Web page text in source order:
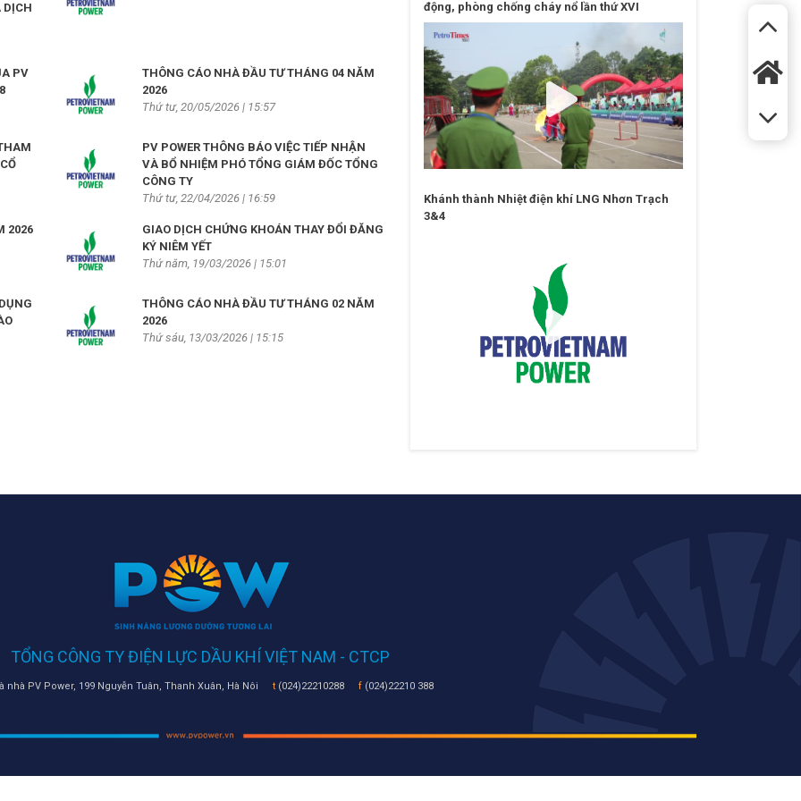
DỊCH
PV
THÔNG CÁO NHÀ ĐẦU TƯ THÁNG 04 NĂM
2026
Thứ tư, 20/05/2026 | 15:57
PV POWER THÔNG BÁO VIỆC TIẾP NHẬN
VÀ BỔ NHIỆM PHÓ TỔNG GIÁM ĐỐC TỔNG
CÔNG TY
Thứ tư, 22/04/2026 | 16:59
2026
GIAO DỊCH CHỨNG KHOÁN THAY ĐỔI ĐĂNG
KÝ NIÊM YẾT
Thứ năm, 19/03/2026 | 15:01
THÔNG CÁO NHÀ ĐẦU TƯ THÁNG 02 NĂM
2026
Thứ sáu, 13/03/2026 | 15:15
động, phòng chống cháy nổ lần thứ XVI
Khánh thành Nhiệt điện khí LNG Nhơn Trạch
3&4
TỔNG CÔNG TY ĐIỆN LỰC DẦU KHÍ VIỆT NAM - CTCP
nhà PV Power, 199 Nguyễn Tuân, Thanh Xuân, Hà Nôi t(024)22210288 f(024)22210 388